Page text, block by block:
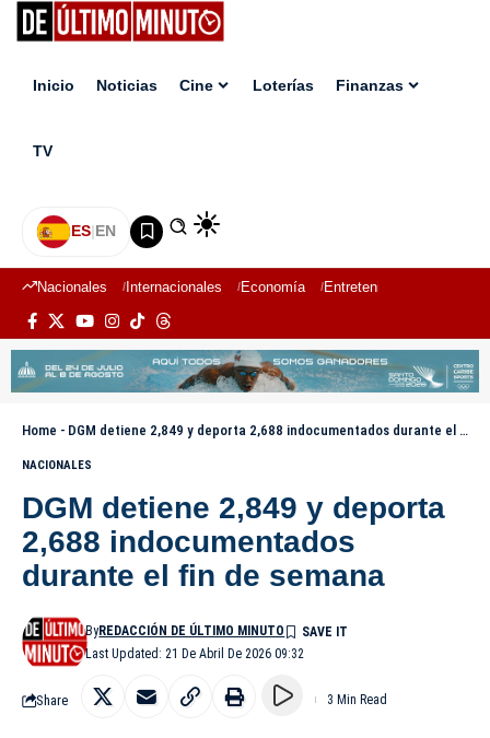
Inicio Noticias Cine Loterías Finanzas
TV
ES|EN
Nacionales Internacionales Economía Entretenimiento
Home - DGM detiene 2,849 y deporta 2,688 indocumentados durante el fin de semana
NACIONALES
DGM detiene 2,849 y deporta
2,688 indocumentados
durante el fin de semana
Last Updated: 21 De Abril De 2026 09:32
ByREDACCIÓN DE ÚLTIMO MINUTO
Share 3 Min Read